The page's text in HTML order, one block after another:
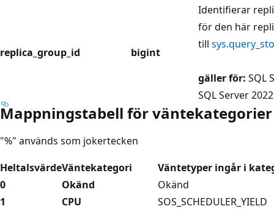
replica_group_id bigint
Identifierar
för den här
till
gäller för: SQL
SQL Server
Mappningstabell för väntekategorier
"%" används som jokertecken
HeltalsvärdeVäntekategori
Väntetyper ingår i
0
Okänd
Okänd
1
CPU
SOS_SCHEDULER_YIELD